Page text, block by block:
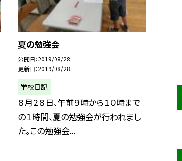
夏の勉強会
公開日 2019/08/28
更新日 2019/08/28
学校日記
８月２８日、午前９時から１０時まで
の１時間、夏の勉強会が行われまし
た。この勉強会...